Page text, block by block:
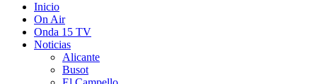
Inicio
On Air
Onda 15 TV
Noticias
Alicante
Busot